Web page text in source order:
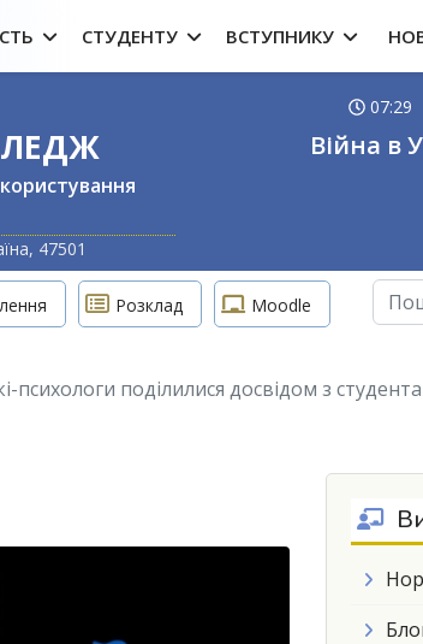
СТУДЕНТУ ВСТУПНИКУ
47501
07:29
Війна в
Розклад Moodle
психологи поділилися досвідом з